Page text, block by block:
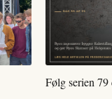
Følg serien 79